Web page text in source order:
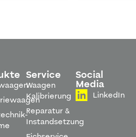
Service
Waagen
Kalibrierung
Reparatur &
Instandsetzung
Social
Media
LinkedIn